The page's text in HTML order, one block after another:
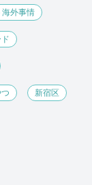
海外事情
新宿区